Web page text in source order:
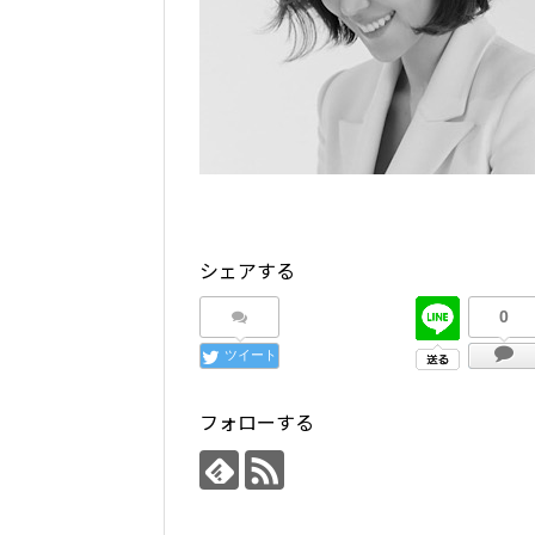
シェアする
ツイート
0
フォローする